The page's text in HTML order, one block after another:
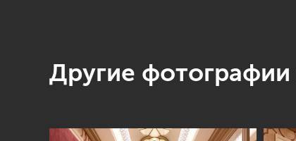
Другие фотографии